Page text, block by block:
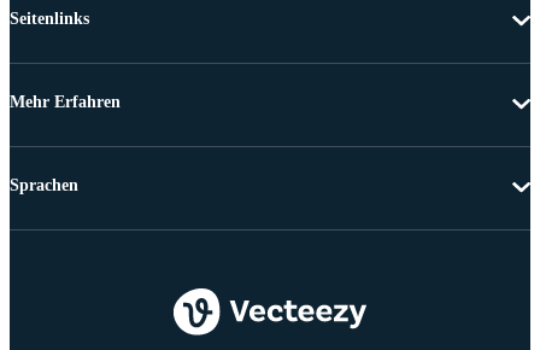
Seitenlinks
Mehr Erfahren
Sprachen